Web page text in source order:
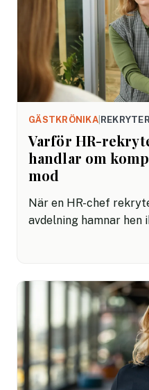
GÄSTKRÖNIKA|
Varför HR-
handlar om
mod
När en HR-chef
avdelning hamnar hen
metoder, hens
dirigent välja den
förstärka orkestern –
över dirigentpinnen en